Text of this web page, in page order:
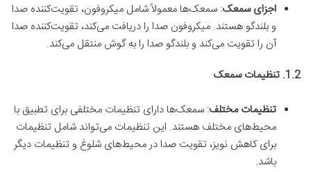
اجزای سمعک: سمعک‌ها معمولاً شامل میکروفون، تقویت‌کننده صدا
و بلندگو هستند. میکروفون صدا را دریافت می‌کند، تقویت‌کننده صدا
آن را تقویت می‌کند و بلندگو صدا را به گوش منتقل می‌کند.
1.2. تنظیمات سمعک
تنظیمات مختلف: سمعک‌ها دارای تنظیمات مختلفی برای تطبیق با
محیط‌های مختلف هستند. این تنظیمات می‌تواند شامل تنظیمات
برای کاهش نویز، تقویت صدا در محیط‌های شلوغ و تنظیمات دیگر
باشد.